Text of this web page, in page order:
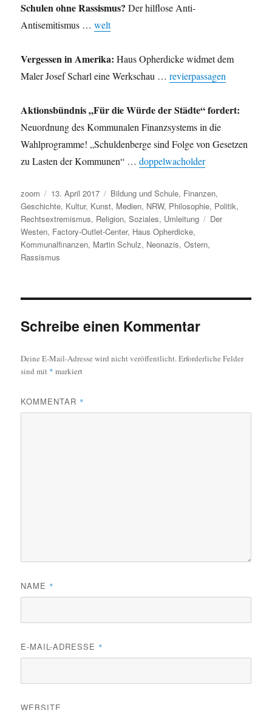
Schulen ohne Rassismus? Der hilflose Anti-
Antisemitismus …welt
Vergessen in Amerika: Haus Opherdicke widmet dem
Maler Josef Scharl eine Werkschau …revierpassagen
Aktionsbündnis „Für die Würde der Städte“ fordert:
Neuordnung des Kommunalen Finanzsystems in die
Wahlprogramme! „Schuldenberge sind Folge von Gesetzen
zu Lasten der Kommunen“ …doppelwacholder
Autor
zoom
Veröffentlicht
am
13. April 2017 Kategorien
Bildung und Schule, Finanzen,
Geschichte, Kultur, Kunst, Medien, NRW, Philosophie, Politik,
Rechtsextremismus, Religion,Soziales, Umleitung Schlagwörter
Der
Westen, Factory-Outlet-Center, Haus Opherdicke,
Kommunalfinanzen, Martin Schulz, Neonazis,Ostern,
Rassismus
Schreibe einen Kommentar
Deine E-Mail-Adresse wird nicht veröffentlicht.Erforderliche Felder
sind mit * markiert
KOMMENTAR *
NAME *
E-MAIL-ADRESSE *
WEBSITE